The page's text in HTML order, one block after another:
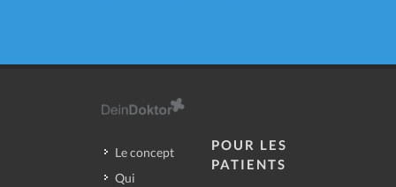
Le concept
Qui
POUR LES
PATIENTS